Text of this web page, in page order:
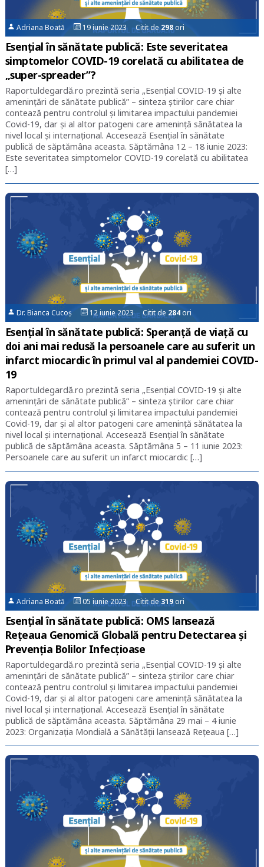
Adriana Boată 19 iunie 2023 Citit de298ori
Esențial în sănătate publică: Este severitatea
simptomelor COVID-19 corelată cu abilitatea de
„super-spreader”?
Raportuldegardă.ro prezintă seria „Esențial COVID-19 și alte
amenințări de sănătate publică” – sinteza știrilor care chiar
contează pentru controlul și limitarea impactului pandemiei
Covid-19, dar și al altor patogeni care amenință sănătatea la
nivel local și internațional. Accesează Esențial în sănătate
publică de săptămâna aceasta. Săptămâna 12 – 18 iunie 2023:
Este severitatea simptomelor COVID-19 corelată cu abilitatea
[…]
Dr. Bianca Cucoș 12 iunie 2023 Citit de 284ori
Esențial în sănătate publică: Speranță de viață cu
doi ani mai redusă la persoanele care au suferit un
infarct miocardic în primul val al pandemiei COVID-
19
Raportuldegardă.ro prezintă seria „Esențial COVID-19 și alte
amenințări de sănătate publică” – sinteza știrilor care chiar
contează pentru controlul și limitarea impactului pandemiei
Covid-19, dar și al altor patogeni care amenință sănătatea la
nivel local și internațional. Accesează Esențial în sănătate
publică de săptămâna aceasta. Săptămâna 5 – 11 iunie 2023:
Persoanele care au suferit un infarct miocardic […]
Adriana Boată 05 iunie 2023 Citit de319ori
Esențial în sănătate publică: OMS lansează
Rețeaua Genomică Globală pentru Detectarea și
Prevenția Bolilor Infecțioase
Raportuldegardă.ro prezintă seria „Esențial COVID-19 și alte
amenințări de sănătate publică” – sinteza știrilor care chiar
contează pentru controlul și limitarea impactului pandemiei
Covid-19, dar și al altor patogeni care amenință sănătatea la
nivel local și internațional. Accesează Esențial în sănătate
publică de săptămâna aceasta. Săptămâna 29 mai – 4 iunie
2023: Organizația Mondială a Sănătății lansează Rețeaua […]